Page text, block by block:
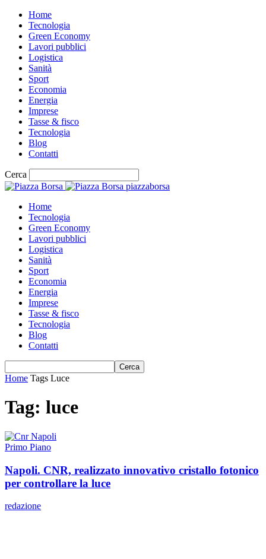
Home
Tecnologia
Green Economy
Lavori pubblici
Logistica
Sanità
Sport
Economia
Energia
Imprese
Tasse & fisco
Tecnologia
Blog
Contatti
Cerca
piazzaborsa
Home
Tecnologia
Green Economy
Lavori pubblici
Logistica
Sanità
Sport
Economia
Energia
Imprese
Tasse & fisco
Tecnologia
Blog
Contatti
Home Tags Luce
Tag: luce
Primo Piano
Napoli. CNR, realizzato innovativo cristallo fotonico
per controllare la luce
redazione